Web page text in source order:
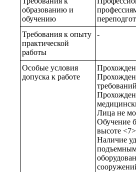
образованию и
обучению
Требования к опыту
практической
работы
-
Особые условия
допуска к работе
Лица не
Обучение
высоте <7>
Наличие